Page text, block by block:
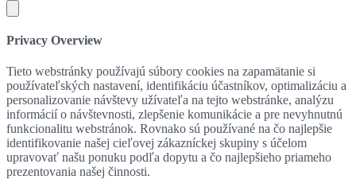
Privacy Overview
Tieto webstránky používajú súbory cookies na zapamätanie si
používateľských nastavení, identifikáciu účastníkov, optimalizáciu a
personalizovanie návštevy užívateľa na tejto webstránke, analýzu
informácií o návštevnosti, zlepšenie komunikácie a pre nevyhnutnú
funkcionalitu webstránok. Rovnako sú používané na čo najlepšie
identifikovanie našej cieľovej zákazníckej skupiny s účelom
upravovať našu ponuku podľa dopytu a čo najlepšieho priameho
prezentovania našej činnosti.